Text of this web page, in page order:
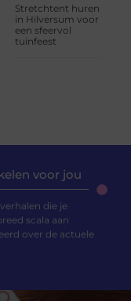
Stretchtent huren
in Hilversum voor
een sfeervol
tuinfeest
voor jou
die je
scala aan
over de actuele